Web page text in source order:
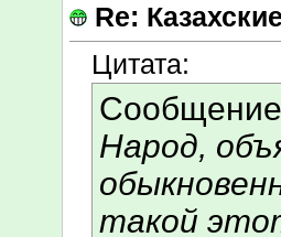
Re:
Цитата:
Народ,
такой